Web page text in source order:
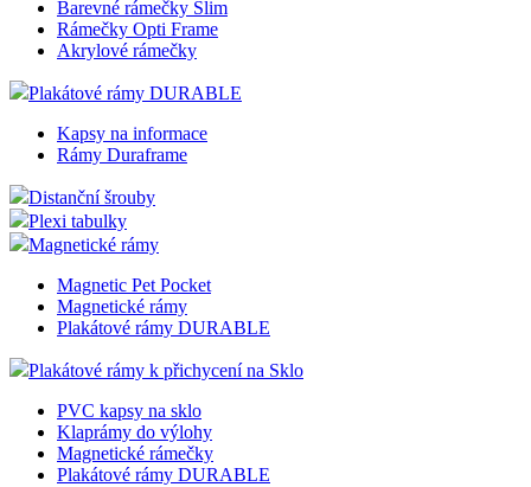
Barevné rámečky Slim
Rámečky Opti Frame
Akrylové rámečky
Plakátové rámy DURABLE
Kapsy na informace
Rámy Duraframe
Distanční šrouby
Plexi tabulky
Magnetické rámy
Magnetic Pet Pocket
Magnetické rámy
Plakátové rámy DURABLE
Plakátové rámy k přichycení na Sklo
PVC kapsy na sklo
Klaprámy do výlohy
Magnetické rámečky
Plakátové rámy DURABLE